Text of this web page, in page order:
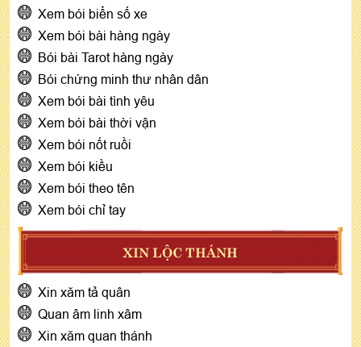
Xem bói biển số xe
Xem bói bài hàng ngày
Bói bài Tarot hàng ngày
Bói chứng minh thư nhân dân
Xem bói bài tình yêu
Xem bói bài thời vận
Xem bói nốt ruồi
Xem bói kiều
Xem bói theo tên
Xem bói chỉ tay
XIN LỘC THÁNH
Xin xăm tả quân
Quan âm linh xâm
Xin xăm quan thánh